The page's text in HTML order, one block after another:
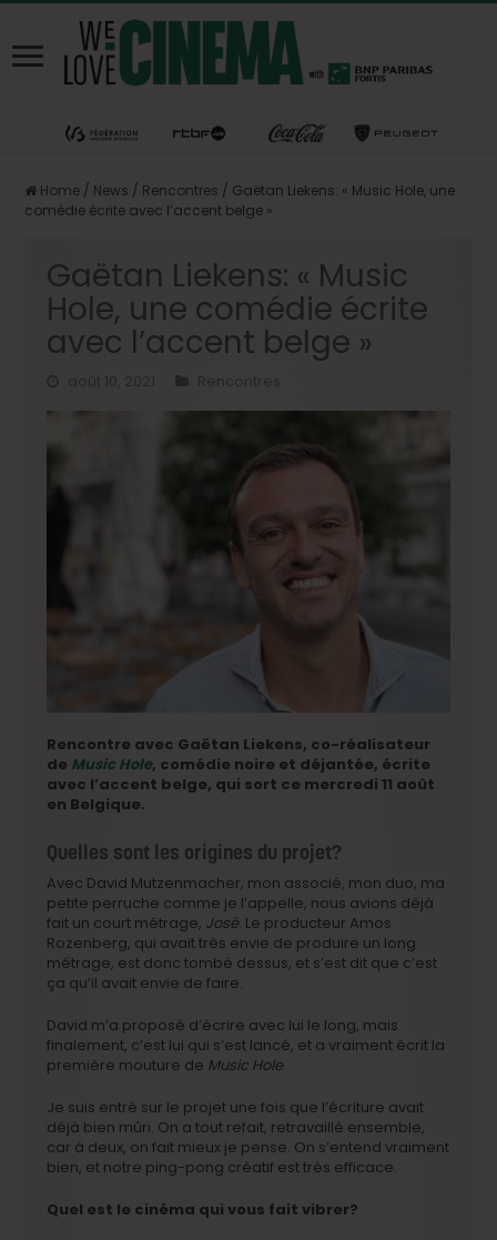
Home / News / Rencontres / Gaëtan Liekens: « Music Hole, une
comédie écrite avec l’accent belge »
Gaëtan Liekens: « Music
Hole, une comédie écrite
avec l’accent belge »
Rencontres
Rencontre avec Gaëtan Liekens, co-réalisateur
de Music Hole, comédie noire et déjantée, écrite
avec l’accent belge, qui sort ce mercredi 11 août
en Belgique.
Quelles sont les origines du projet?
Avec David Mutzenmacher, mon associé, mon duo, ma
petite perruche comme je l’appelle, nous avions déjà
fait un court métrage, José. Le producteur Amos
Rozenberg, qui avait très envie de produire un long
métrage, est donc tombé dessus, et s’est dit que c’est
ça qu’il avait envie de faire.
David m’a proposé d’écrire avec lui le long, mais
finalement, c’est lui qui s’est lancé, et a vraiment écrit la
première mouture de Music Hole.
Je suis entré sur le projet une fois que l’écriture avait
déjà bien mûri. On a tout refait, retravaillé ensemble,
car à deux, on fait mieux je pense. On s’entend vraiment
bien, et notre ping-pong créatif est très efficace.
Quel est le cinéma qui vous fait vibrer?